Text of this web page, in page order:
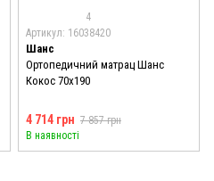
4
Артикул: 16038420
Шанс
Ортопедичний матрац Шанс
Кокос 70x190
4 714 грн 7 857 грн
В наявності